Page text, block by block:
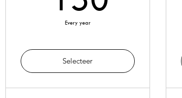
Every year
Selecteer